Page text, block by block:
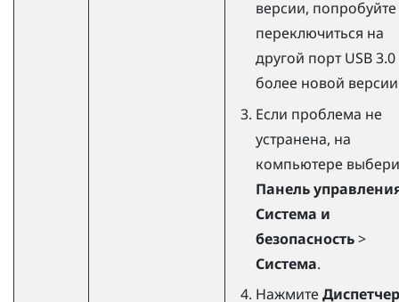
версии, попробуйте
переключиться на
другой порт USB
более новой
Если проблема не
устранена, на
компьютере
Панель
Система и
безопасность>
Система.
Нажмите Диспетчер